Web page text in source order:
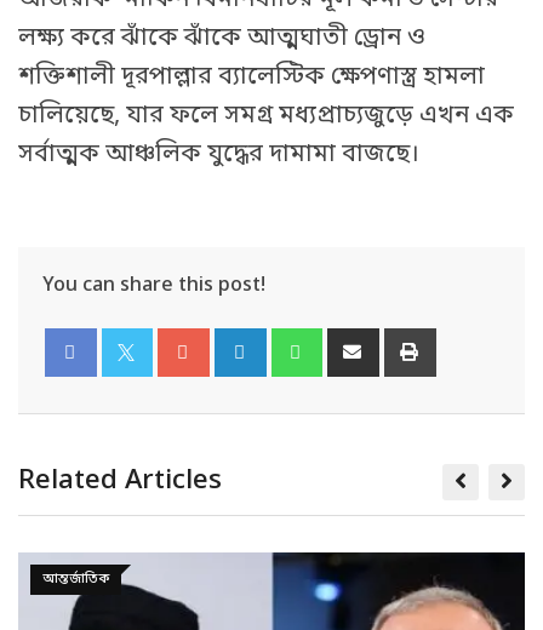
লক্ষ্য করে ঝাঁকে ঝাঁকে আত্মঘাতী ড্রোন ও
শক্তিশালী দূরপাল্লার ব্যালেস্টিক ক্ষেপণাস্ত্র হামলা
চালিয়েছে, যার ফলে সমগ্র মধ্যপ্রাচ্যজুড়ে এখন এক
সর্বাত্মক আঞ্চলিক যুদ্ধের দামামা বাজছে।
You can share this post!
Related Articles
আন্তর্জাতিক